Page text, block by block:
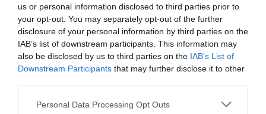
us or personal information disclosed to third parties prior to
your opt-out. You may separately opt-out of the further
disclosure of your personal information by third parties on the
IAB’s list of downstream participants. This information may
also be disclosed by us to third parties on the IAB’s List of
Downstream Participants that may further disclose it to other
Please note that this website/app uses one or more Google
Personal Data Processing Opt Outs
Nervus kutinošā cīņā Graudiņa un
Samoilova salauž amerikānietes un
turpina uzvaru gājienu